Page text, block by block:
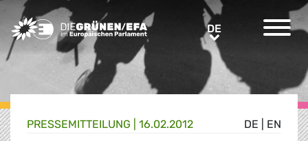
Greens/EFA Home DEDE
DE EN
PRESSE­MITTEILUNG 16.02.2012